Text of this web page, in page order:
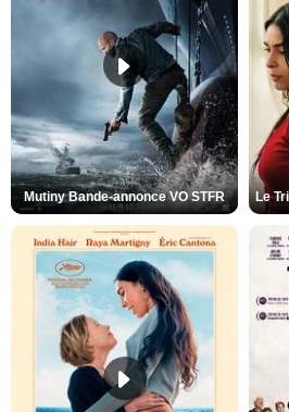
Mutiny Bande-annonce VO STFR Le